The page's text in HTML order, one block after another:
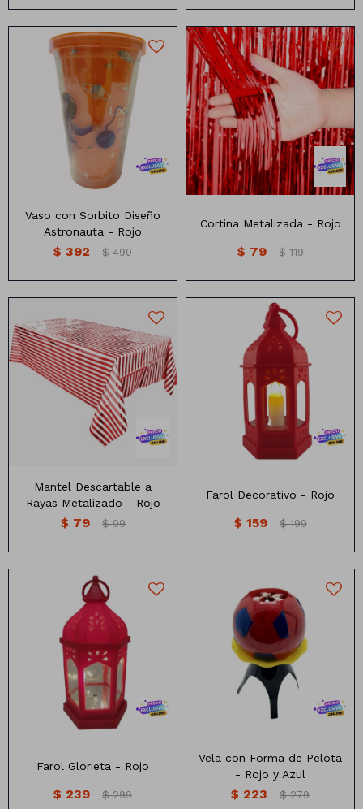
Vaso con sorbito diseño
astronauta
Vaso con Sorbito Diseño
Astronauta - Rojo
$ 392 $ 490
Cortina Metalizada Celeste
2x1mts
Cortina Metalizada - Rojo
$ 79 $ 119
Mantel Descartable a rayas
Medidas: 1.4×1.8m
Mantel Descartable a
Rayas Metalizado - Rojo
$ 79 $ 99
Farol Decorativo de plastico
con luz
Farol Decorativo - Rojo
$ 159 $ 199
Farol Glorieta con luz
Medida :16.5 cm x 9cm
Farol Glorieta - Rojo
$ 239 $ 299
Vela con forma de pelota
Varios colores
Vela con Forma de Pelota
- Rojo y Azul
$ 223 $ 279